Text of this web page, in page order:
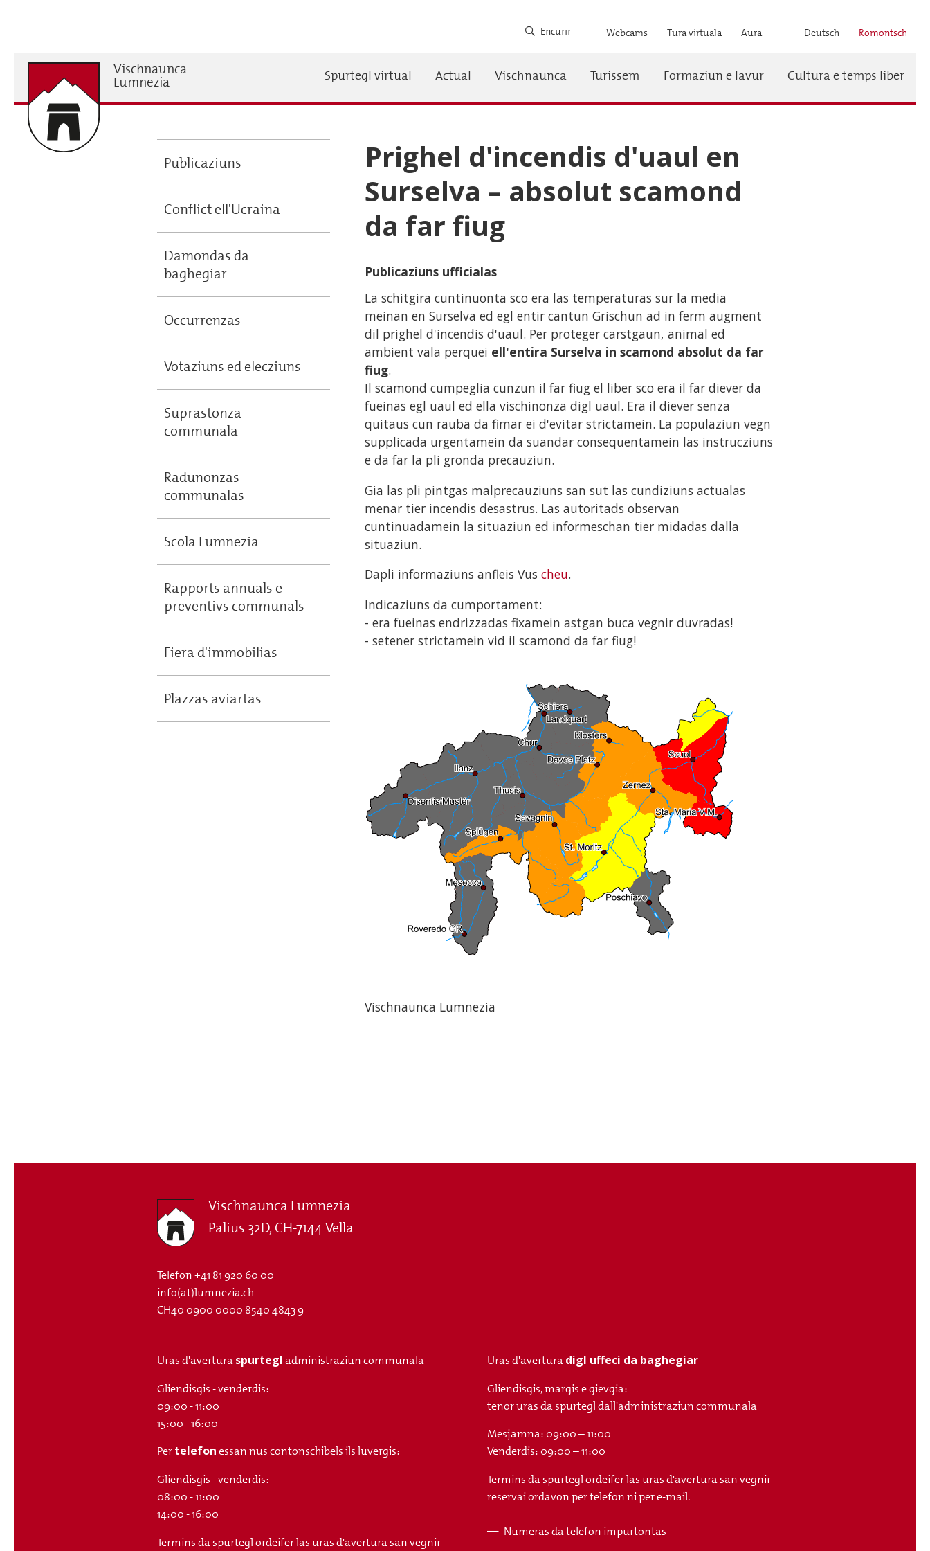
Encurir
Menü
Webcams Tura virtuala Aura Deutsch Romontsch
Vischnaunca
Lumnezia Hauptnavigation
Spurtegl virtual Actual Vischnaunca Turissem Formaziun e lavur Cultura e temps liber
Main
navigation
Publicaziuns
Conflict ell'Ucraina
Damondas da
baghegiar
Occurrenzas
Votaziuns ed elecziuns
Suprastonza
communala
Radunonzas
communalas
Scola Lumnezia
Rapports annuals e
preventivs communals
Fiera d'immobilias
Plazzas aviartas
Prighel d'incendis d'uaul en
Surselva – absolut scamond
da far fiug
Publicaziuns ufficialas
La schitgira cuntinuonta sco era las temperaturas sur la media
meinan en Surselva ed egl entir cantun Grischun ad in ferm augment
dil prighel d'incendis d'uaul. Per proteger carstgaun, animal ed
ambient vala perquei ell'entira Surselva in scamond absolut da far
fiug.
Il scamond cumpeglia cunzun il far fiug el liber sco era il far diever da
fueinas egl uaul ed ella vischinonza digl uaul. Era il diever senza
quitaus cun rauba da fimar ei d'evitar strictamein. La populaziun vegn
supplicada urgentamein da suandar consequentamein las instrucziuns
e da far la pli gronda precauziun.
Gia las pli pintgas malprecauziuns san sut las cundiziuns actualas
menar tier incendis desastrus. Las autoritads observan
cuntinuadamein la situaziun ed informeschan tier midadas dalla
situaziun.
Dapli informaziuns anfleis Vus cheu.
Indicaziuns da cumportament:
- era fueinas endrizzadas fixamein astgan buca vegnir duvradas!
- setener strictamein vid il scamond da far fiug!
Vischnaunca Lumnezia
Vischnaunca Lumnezia
Palius 32D, CH-7144 Vella
Telefon+41 81 920 60 00
info(at)lumnezia.ch
CH40 0900 0000 8540 4843 9
Uras d'averturaspurtegladministraziun communala
Gliendisgis - venderdis:
09:00 - 11:00
15:00 - 16:00
Pertelefonessan nus contonschibels ils luvergis:
Gliendisgis - venderdis:
08:00 - 11:00
14:00 - 16:00
Termins da spurtegl ordeifer las uras d'avertura san vegnir
Uras d'averturadigl uffeci da baghegiar
Gliendisgis, margis e gievgia:
tenor uras da spurtegl dall'administraziun communala
Mesjamna: 09:00 – 11:00
Venderdis: 09:00 – 11:00
Termins da spurtegl ordeifer las uras d'avertura san vegnir
reservai ordavon per telefon ni per e-mail.
Numeras da telefon impurtontas